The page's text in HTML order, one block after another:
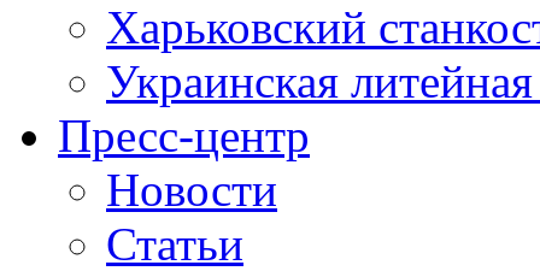
Харьковский
Украинская
Пресс-центр
Новости
Статьи